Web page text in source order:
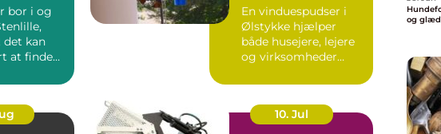
bor i og
det kan
at finde
En vinduespudser i
Ølstykke hjælper
både husejere, lejere
og virksomheder
10. Jul
og